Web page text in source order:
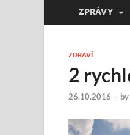
ZPRÁVY
ZDRAVÍ
2
26.10.2016 - by